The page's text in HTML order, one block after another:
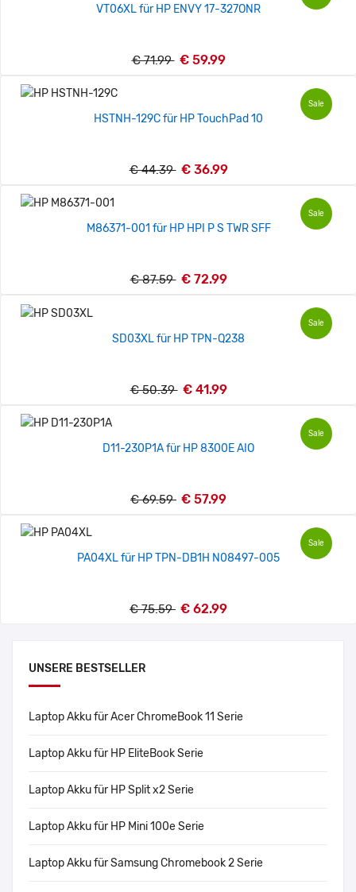
UNSERE BESTSELLER
Laptop Akku für Acer ChromeBook 11 Serie
Laptop Akku für HP EliteBook Serie
Laptop Akku für HP Split x2 Serie
Laptop Akku für HP Mini 100e Serie
Laptop Akku für Samsung Chromebook 2 Serie
VT06XL für HP ENVY 17-327ONR
€ 71.99 € 59.99
Sale
HSTNH-129C für HP TouchPad 10
€ 44.39 € 36.99
Sale
M86371-001 für HP HPI P S TWR SFF
€ 87.59 € 72.99
Sale
SD03XL für HP TPN-Q238
€ 50.39 € 41.99
Sale
D11-230P1A für HP 8300E AIO
€ 69.59 € 57.99
Sale
PA04XL für HP TPN-DB1H N08497-005
€ 75.59 € 62.99